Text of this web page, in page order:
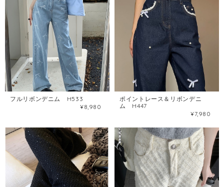
フルリボンデニム H533
¥8,980
ポイントレース＆リボンデニ
ム H447
¥7,980